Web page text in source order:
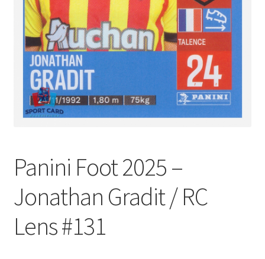
Panini Foot 2025 –
Jonathan Gradit / RC
Lens #131